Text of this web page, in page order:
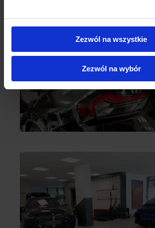
Zezwól na wszystkie
Zezwól na wybór